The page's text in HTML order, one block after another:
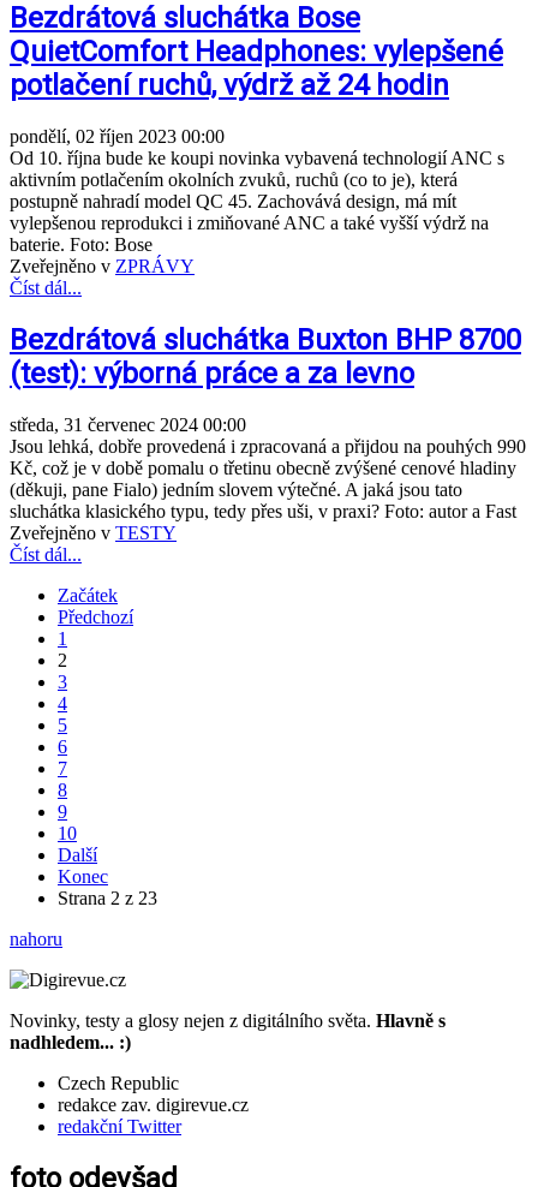
Bezdrátová sluchátka Bose
QuietComfort Headphones: vylepšené
potlačení ruchů, výdrž až 24 hodin
pondělí, 02 říjen 2023 00:00
Od 10. října bude ke koupi novinka vybavená technologií ANC s
aktivním potlačením okolních zvuků, ruchů (co to je), která
postupně nahradí model QC 45. Zachovává design, má mít
vylepšenou reprodukci i zmiňované ANC a také vyšší výdrž na
baterie. Foto: Bose
Zveřejněno v ZPRÁVY
Číst dál...
Bezdrátová sluchátka Buxton BHP 8700
(test): výborná práce a za levno
středa, 31 červenec 2024 00:00
Jsou lehká, dobře provedená i zpracovaná a přijdou na pouhých 990
Kč, což je v době pomalu o třetinu obecně zvýšené cenové hladiny
(děkuji, pane Fialo) jedním slovem výtečné. A jaká jsou tato
sluchátka klasického typu, tedy přes uši, v praxi? Foto: autor a Fast
Zveřejněno v TESTY
Číst dál...
Začátek
Předchozí
1
2
3
4
5
6
7
8
9
10
Další
Konec
Strana 2 z 23
nahoru
Novinky, testy a glosy nejen z digitálního světa. Hlavně s
nadhledem... :)
Czech Republic
redakce zav. digirevue.cz
redakční Twitter
foto odevšad